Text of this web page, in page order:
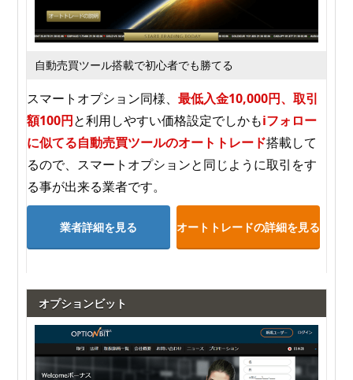
自動売買ツール搭載で初心者でも勝てる
スマートオプション同様、最低入金10,000円、取引
額100円と利用しやすい価格設定でしかもiフォロー
に似てる自動売買ツールのオートトレード搭載して
るので、スマートオプションと同じように取引をす
る事が出来る業者です。
業者詳細を見る オートトレードの詳細を見る
オプションビット